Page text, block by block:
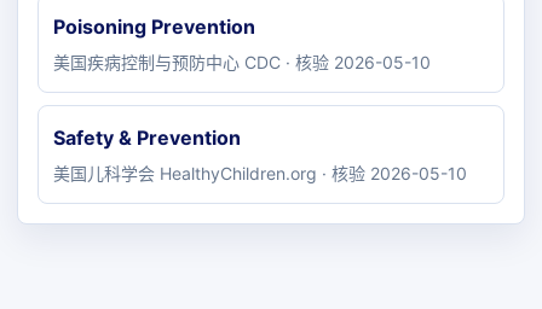
Poisoning Prevention
美国疾病控制与预防中心 CDC · 核验 2026-05-10
Safety & Prevention
美国儿科学会 HealthyChildren.org · 核验 2026-05-10